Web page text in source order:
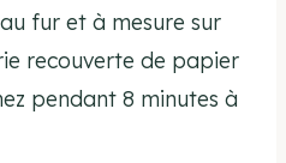
fur et à mesure sur
recouverte de papier
pendant 8 minutes à